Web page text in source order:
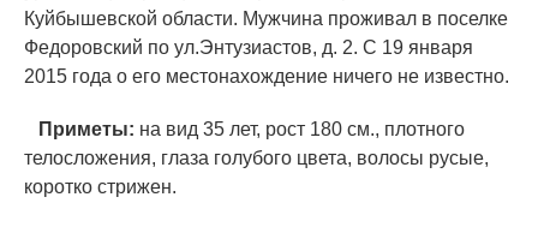
Куйбышевской области. Мужчина проживал в поселке
Федоровский по ул.Энтузиастов, д. 2. С 19 января
2015 года о его местонахождение ничего не известно.
Приметы: на вид 35 лет, рост 180 см., плотного
телосложения, глаза голубого цвета, волосы русые,
коротко стрижен.